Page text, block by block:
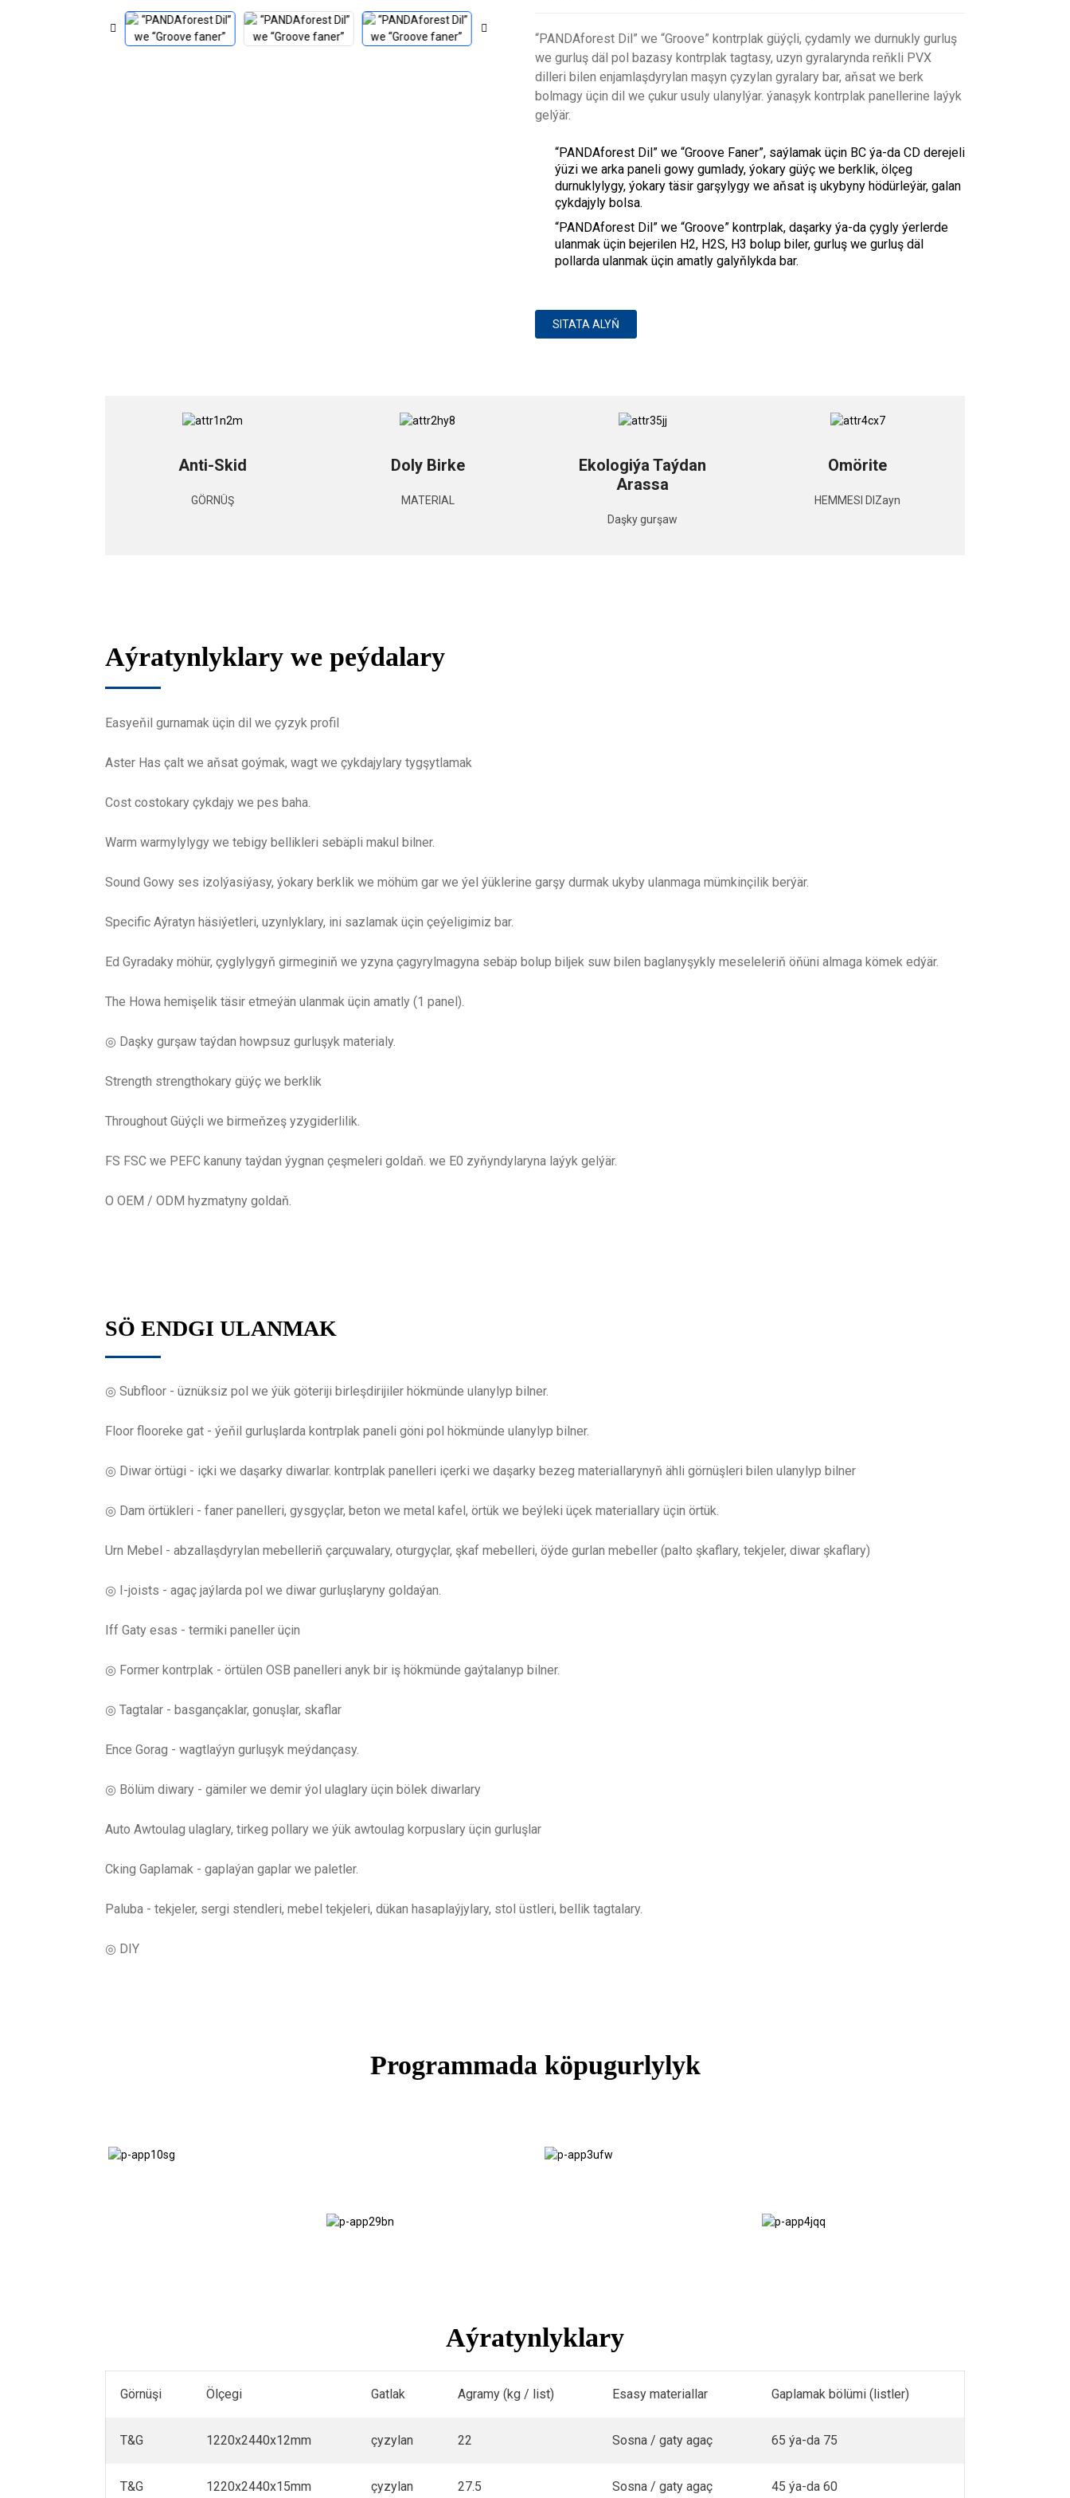
“PANDAforest Dil” we “Groove” kontrplak güýçli, çydamly we durnukly gurluş
we gurluş däl pol bazasy kontrplak tagtasy, uzyn gyralarynda reňkli PVX
dilleri bilen enjamlaşdyrylan maşyn çyzylan gyralary bar, aňsat we berk
bolmagy üçin dil we çukur usuly ulanylýar. ýanaşyk kontrplak panellerine laýyk
gelýär.
“PANDAforest Dil” we “Groove Faner”, saýlamak üçin BC ýa-da CD derejeli
ýüzi we arka paneli gowy gumlady, ýokary güýç we berklik, ölçeg
durnuklylygy, ýokary täsir garşylygy we aňsat iş ukybyny hödürleýär, galan
çykdajyly bolsa.
“PANDAforest Dil” we “Groove” kontrplak, daşarky ýa-da çygly ýerlerde
ulanmak üçin bejerilen H2, H2S, H3 bolup biler, gurluş we gurluş däl
pollarda ulanmak üçin amatly galyňlykda bar.
SITATA ALYŇ
Anti-Skid
GÖRNÜŞ
Doly Birke
MATERIAL
Ekologiýa Taýdan
Arassa
Daşky gurşaw
Omörite
HEMMESI DIZayn
Aýratynlyklary we peýdalary
Easyeňil gurnamak üçin dil we çyzyk profil
Aster Has çalt we aňsat goýmak, wagt we çykdajylary tygşytlamak
Cost costokary çykdajy we pes baha.
Warm warmylylygy we tebigy bellikleri sebäpli makul bilner.
Sound Gowy ses izolýasiýasy, ýokary berklik we möhüm gar we ýel ýüklerine garşy durmak ukyby ulanmaga mümkinçilik berýär.
Specific Aýratyn häsiýetleri, uzynlyklary, ini sazlamak üçin çeýeligimiz bar.
Ed Gyradaky möhür, çyglylygyň girmeginiň we yzyna çagyrylmagyna sebäp bolup biljek suw bilen baglanyşykly meseleleriň öňüni almaga kömek edýär.
The Howa hemişelik täsir etmeýän ulanmak üçin amatly (1 panel).
◎ Daşky gurşaw taýdan howpsuz gurluşyk materialy.
Strength strengthokary güýç we berklik
Throughout Güýçli we birmeňzeş yzygiderlilik.
FS FSC we PEFC kanuny taýdan ýygnan çeşmeleri goldaň. we E0 zyňyndylaryna laýyk gelýär.
O OEM / ODM hyzmatyny goldaň.
SÖ ENDGI ULANMAK
◎ Subfloor - üznüksiz pol we ýük göteriji birleşdirijiler hökmünde ulanylyp bilner.
Floor flooreke gat - ýeňil gurluşlarda kontrplak paneli göni pol hökmünde ulanylyp bilner.
◎ Diwar örtügi - içki we daşarky diwarlar. kontrplak panelleri içerki we daşarky bezeg materiallarynyň ähli görnüşleri bilen ulanylyp bilner
◎ Dam örtükleri - faner panelleri, gysgyçlar, beton we metal kafel, örtük we beýleki üçek materiallary üçin örtük.
Urn Mebel - abzallaşdyrylan mebelleriň çarçuwalary, oturgyçlar, şkaf mebelleri, öýde gurlan mebeller (palto şkaflary, tekjeler, diwar şkaflary)
◎ I-joists - agaç jaýlarda pol we diwar gurluşlaryny goldaýan.
Iff Gaty esas - termiki paneller üçin
◎ Former kontrplak - örtülen OSB panelleri anyk bir iş hökmünde gaýtalanyp bilner.
◎ Tagtalar - basgançaklar, gonuşlar, skaflar
Ence Gorag - wagtlaýyn gurluşyk meýdançasy.
◎ Bölüm diwary - gämiler we demir ýol ulaglary üçin bölek diwarlary
Auto Awtoulag ulaglary, tirkeg pollary we ýük awtoulag korpuslary üçin gurluşlar
Cking Gaplamak - gaplaýan gaplar we paletler.
Paluba - tekjeler, sergi stendleri, mebel tekjeleri, dükan hasaplaýjylary, stol üstleri, bellik tagtalary.
◎ DIY
Programmada köpugurlylyk
Aýratynlyklary
Görnüşi Ölçegi Gatlak Agramy (kg / list) Esasy materiallar Gaplamak bölümi (listler)
T&G 1220x2440x12mm çyzylan 22 Sosna / gaty agaç 65 ýa-da 75
T&G 1220x2440x15mm çyzylan 27.5 Sosna / gaty agaç 45 ýa-da 60